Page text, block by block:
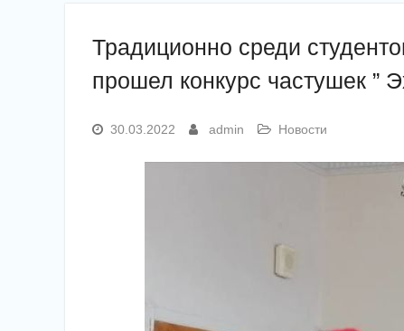
Традиционно среди
прошел конкурс частушек ”
30.03.2022 admin Новости